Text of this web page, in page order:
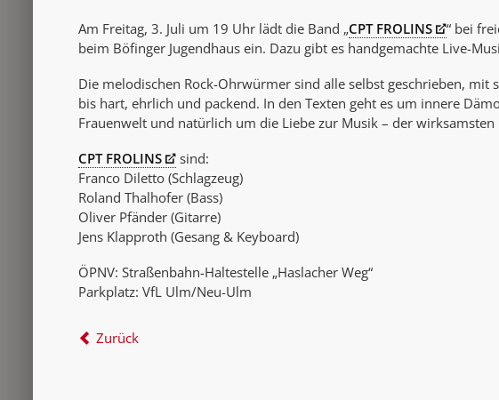
Am Freitag, 3. Juli um 19 Uhr lädt die Band „CPT FROLINS
“ bei
beim Böfinger Jugendhaus ein. Dazu gibt es handgemachte Live-
Die melodischen Rock-Ohrwürmer sind alle selbst geschrieben, mit
bis hart, ehrlich und packend. In den Texten geht es um innere
Frauenwelt und natürlich um die Liebe zur Musik – der
CPT FROLINS
sind:
Franco Diletto (Schlagzeug)
Roland Thalhofer (Bass)
Oliver Pfänder (Gitarre)
Jens Klapproth (Gesang & Keyboard)
ÖPNV: Straßenbahn-Haltestelle „Haslacher Weg“
Parkplatz: VfL Ulm/Neu-Ulm
Zurück